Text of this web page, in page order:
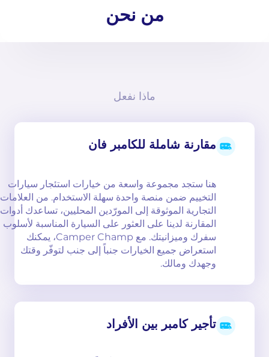
من نحن
ماذا نفعل
مقارنة شاملة للكامبر فان
هنا ستجد مجموعة واسعة من خيارات استئجار سيارات
التخييم ضمن منصة واحدة سهلة الاستخدام. من العلامات
التجارية الموثوقة إلى المورّدين المحليين، تساعدك أدوات
المقارنة لدينا على العثور على السيارة المناسبة لأسلوب
سفرك وميزانيتك. مع Camper Champ، يمكنك
استعراض جميع الخيارات جنباً إلى جنب لتوفّر وقتك
وجهدك ومالك.
تأجير كامبر بين الأفراد